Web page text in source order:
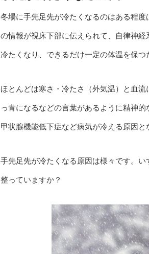
冬場に手先足先が冷たくなるのはある程
の情報が視床下部に伝えられて、自律神
冷たくなり、できるだけ一定の体温を保つ
ほとんどは寒さ・冷たさ（外気温）と血
っ青になるなどの言葉があるように精神
甲状腺機能低下症など病気が冷える原因と
手先足先が冷たくなる原因は様々です。
整っていますか？